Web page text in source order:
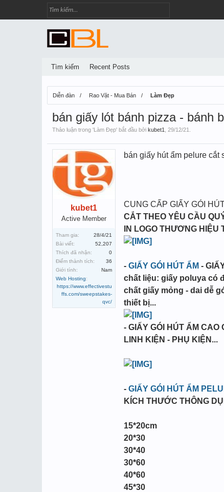
Diễn đàn Rao Vặt - Mua Bán Làm Đẹp
bán giấy lót bánh pizza - bánh
Thảo luận trong 'Làm Đẹp' bắt đầu bởi kubet1 29/12/21
kubet1
Active Member
Tham gia:
28/4/21
Bài viết:
52,207
Thích đã nhận:
0
Điểm thành tích:
36
Giới tính:
Nam
Web Hosting:
https://www.effectivestu
ffs.com/sweepstakes-
qvc/
bán giấy hút ẩm pelure cắt
CUNG CẤP GIẤY GÓI
CẮT THEO YÊU CẦU
IN LOGO THƯƠNG
- GIẤY GÓI HÚT ẨM -
chất liệu: giấy poluya có
chất giấy mỏng - dai dễ
thiết bị...
- GIẤY GÓI HÚT ẨM
LINH KIỆN - PHỤ KIỆN...
- GIẤY GÓI HÚT ẨM
KÍCH THƯỚC THÔNG
15*20cm
20*30
30*40
30*60
40*60
45*30
Tìm kiếm Recent Posts